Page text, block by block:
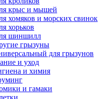
крыс и мышей
хомяков и морских свинок
хорьков
шиншилл
грызуны
для грызунов
и уход
и химия
и гамаки